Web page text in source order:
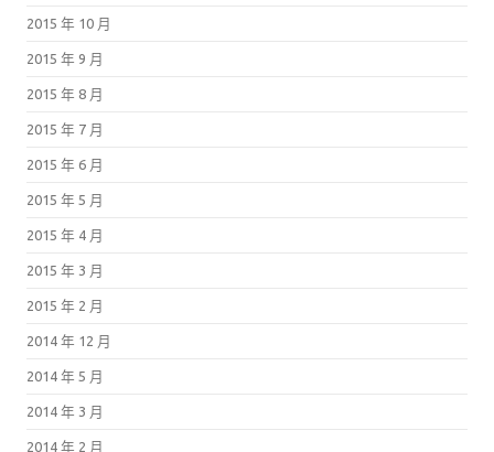
2015 年 10 月
2015 年 9 月
2015 年 8 月
2015 年 7 月
2015 年 6 月
2015 年 5 月
2015 年 4 月
2015 年 3 月
2015 年 2 月
2014 年 12 月
2014 年 5 月
2014 年 3 月
2014 年 2 月